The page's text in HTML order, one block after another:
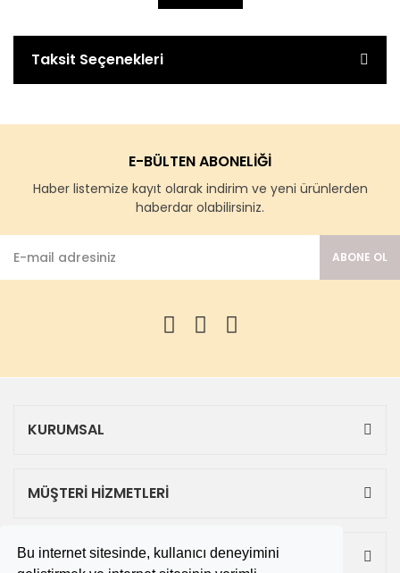
Bu internet sitesinde, kullanıcı deneyimini
Taksit Seçenekleri
E-BÜLTEN ABONELİĞİ
Haber listemize kayıt olarak indirim ve yeni ürünlerden
haberdar olabilirsiniz.
ABONE OL
KURUMSAL
MÜŞTERİ HİZMETLERİ
ALIŞVERİŞ